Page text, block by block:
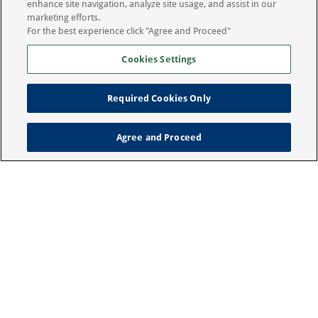
expressa por escrito da DVP em qualquer forma
ou meio está proibida.
Copyright 2022 Porus GmbH All rights reserved
enhance site navigation, analyze site usage, and assist in our
marketing efforts.
For the best experience click "Agree and Proceed"
Cookies Settings
Required Cookies Only
Agree and Proceed